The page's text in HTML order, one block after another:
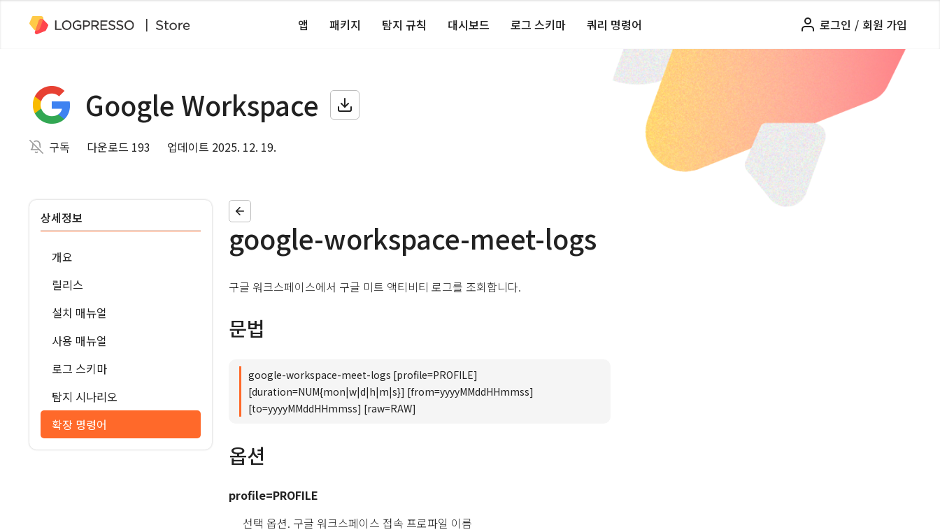
앱 패키지 탐지 규칙 대시보드 로그 스키마 쿼리 명령어 로그인 / 회원 가입
Google Workspace
구독 다운로드 193 업데이트 2025. 12. 19.
상세정보
개요
릴리스
설치 매뉴얼
사용 매뉴얼
로그 스키마
탐지 시나리오
확장 명령어
google-workspace-meet-logs
구글 워크스페이스에서 구글 미트 액티비티 로그를 조회합니다.
문법
google-workspace-meet-logs [profile=PROFILE]
[duration=NUM{mon|w|d|h|m|s}] [from=yyyyMMddHHmmss]
[to=yyyyMMddHHmmss] [raw=RAW]
옵션
profile=PROFILE
선택 옵션. 구글 워크스페이스 접속 프로파일 이름